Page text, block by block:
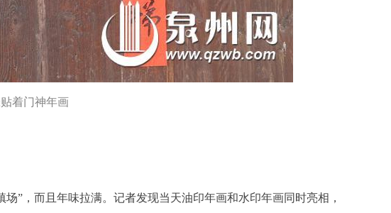
着门神年画
”，而且年味拉满。记者发现当天油印年画和水印年画同时亮相，